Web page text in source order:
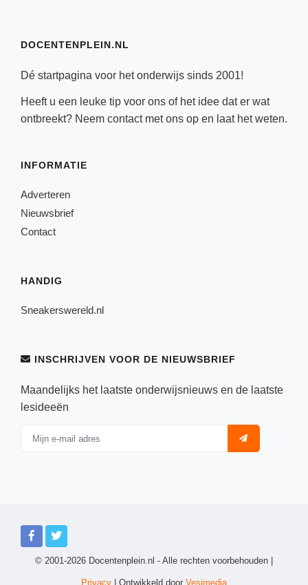
DOCENTENPLEIN.NL
Dé startpagina voor het onderwijs sinds 2001!
Heeft u een leuke tip voor ons of het idee dat er wat
ontbreekt? Neem contactmet ons op en laat het weten.
INFORMATIE
Adverteren
Nieuwsbrief
Contact
HANDIG
Sneakerswereld.nl
INSCHRIJVEN VOOR DE NIEUWSBRIEF
Maandelijks het laatste onderwijsnieuws en de laatste
lesideeën
© 2001-2026 Docentenplein.nl - Alle rechten voorbehouden |
Privacy | Ontwikkeld door Vesimedia